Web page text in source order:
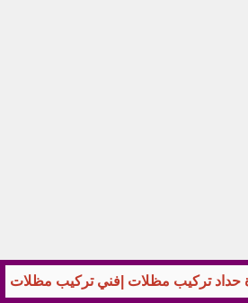
حداد تركيب مظلات |فني تركيب مظلات